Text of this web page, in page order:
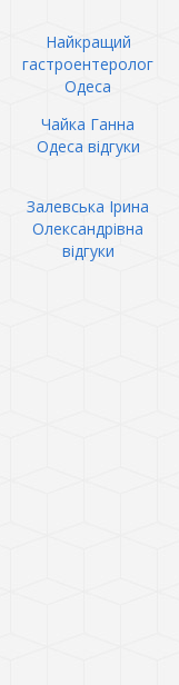
Найкращий
гастроентеролог
Одеса
Чайка Ганна
Одеса відгуки
Залевська Ірина
Олександрівна
відгуки